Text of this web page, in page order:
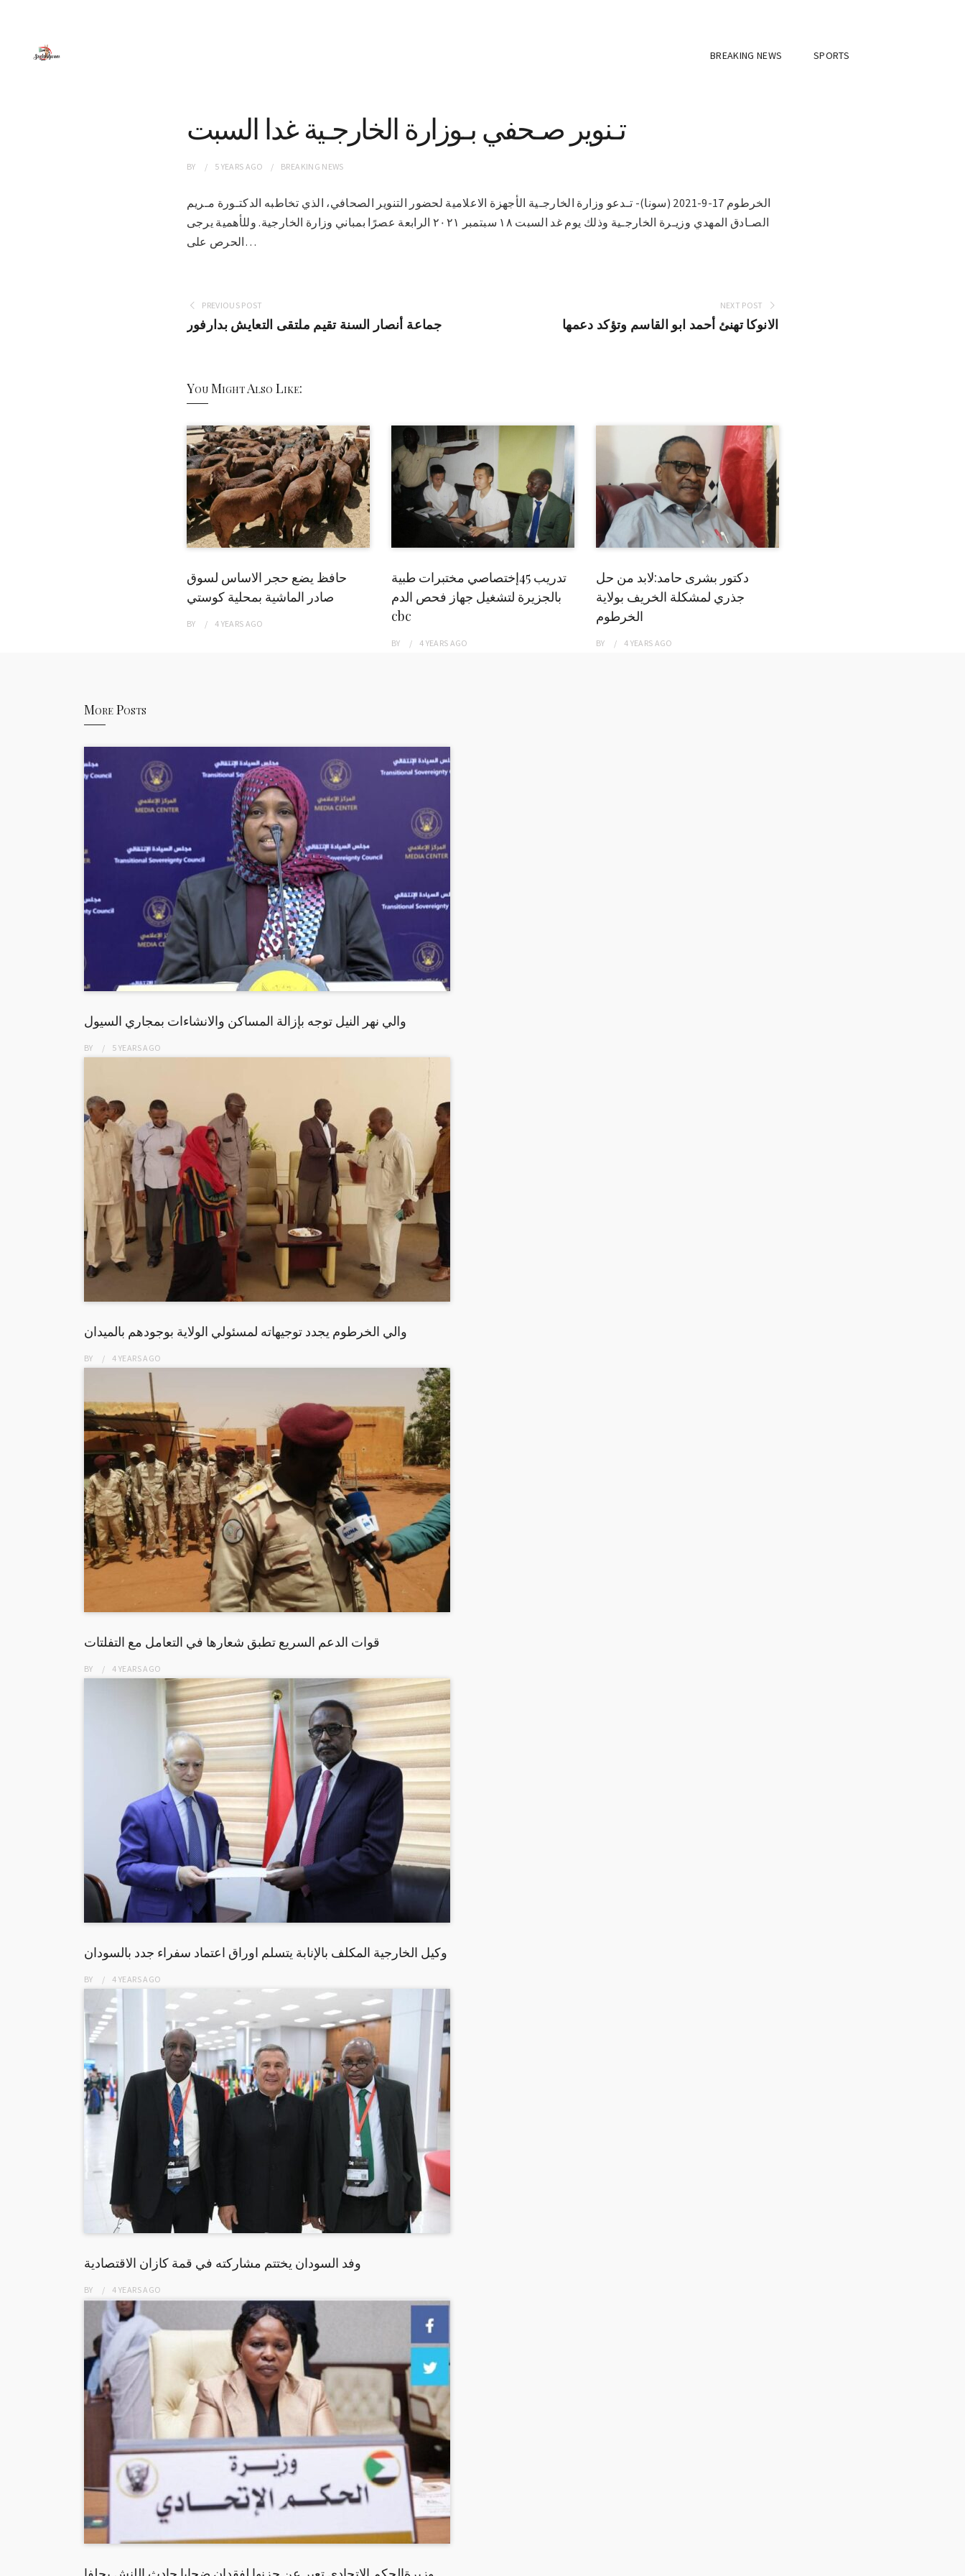
BREAKING NEWS SPORTS
تـنوير صـحفي بـوزارة الخارجـية غدا السبت
BY 5 YEARS AGO BREAKING NEWS
الخرطوم 17-9-2021 (سونا)- تـدعو وزارة الخارجـية الأجهزة الاعلامية لحضور التنوير الصحافي، الذي تخاطبه الدكتـورة مـريم
الصـادق المهدي وزيـرة الخارجـية وذلك يوم غد السبت ١٨ سبتمبر ٢٠٢١ الرابعة عصرًا بمباني وزارة الخارجية. وللأهمية يرجى
الحرص على…
PREVIOUS POST
جماعة أنصار السنة تقيم ملتقى التعايش بدارفور
NEXT POST
الانوكا تهنئ أحمد ابو القاسم وتؤكد دعمها
You Might Also Like:
حافظ يضع حجر الاساس لسوق
صادر الماشية بمحلية كوستي
BY 4 YEARS AGO
تدريب 45إختصاصي مختبرات طبية
بالجزيرة لتشغيل جهاز فحص الدم
cbc
BY 4 YEARS AGO
دكتور بشرى حامد:لابد من حل
جذري لمشكلة الخريف بولاية
الخرطوم
BY 4 YEARS AGO
More Posts
والي نهر النيل توجه بإزالة المساكن والانشاءات بمجاري السيول
BY 5 YEARSAGO
والي الخرطوم يجدد توجيهاته لمسئولي الولاية بوجودهم بالميدان
BY 4 YEARSAGO
قوات الدعم السريع تطبق شعارها في التعامل مع التفلتات
BY 4 YEARSAGO
وكيل الخارجية المكلف بالإنابة يتسلم اوراق اعتماد سفراء جدد بالسودان
BY 4 YEARSAGO
وفد السودان يختتم مشاركته في قمة كازان الاقتصادية
BY 4 YEARSAGO